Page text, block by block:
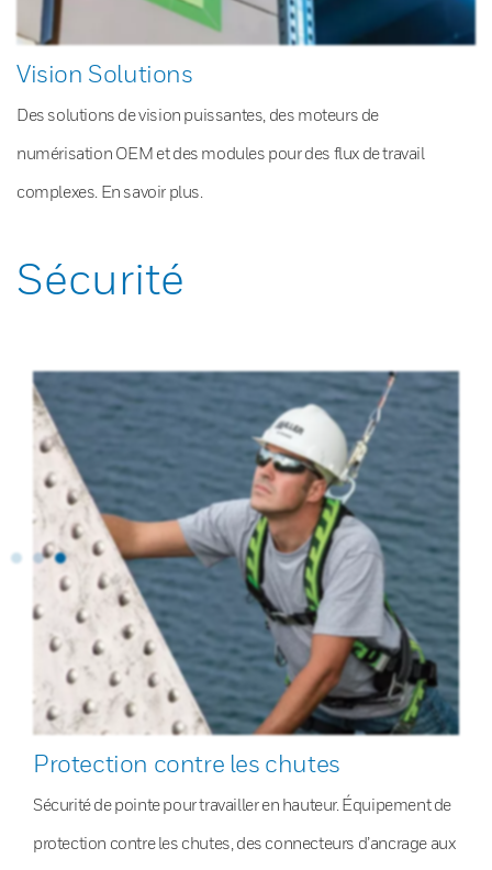
Vision Solutions
Des solutions de vision puissantes, des moteurs de
numérisation OEM et des modules pour des flux de travail
complexes. En savoir plus.
Sécurité
Protection contre les chutes
Sécurité de pointe pour travailler en hauteur. Équipement de
protection contre les chutes, des connecteurs d’ancrage aux